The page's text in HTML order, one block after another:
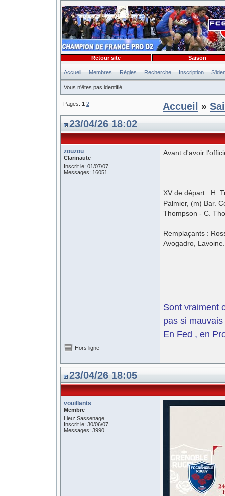
Accueil Membres Règles Recherche Inscription
Vous n'êtes pas identifié.
Retour site Saison
Pages: 1 2 Accueil »
23/04/26 18:02
zouzou
Clarinaute
Inscrit le: 01/07/07
Messages: 16051
Avant d'avoir
XV de départ : H.
Palmier, (m) Bar.
Thompson - C.
Remplaçants :
Avogadro, Lavoine.
Sont vraiment
pas si
En Fed , en
Hors ligne
23/04/26 18:05
vouillants
Membre
Lieu: Sassenage
Inscrit le: 30/06/07
Messages: 3990